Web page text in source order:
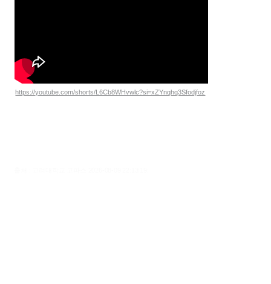
https://youtube.com/shorts/L6Cb8WHvwlc?si=xZYnqhq3Sfodjfoz